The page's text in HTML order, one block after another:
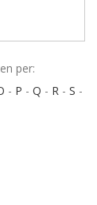
per:
- P - Q - R - S -